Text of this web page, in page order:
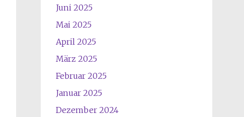
Juni 2025
Mai 2025
April 2025
März 2025
Februar 2025
Januar 2025
Dezember 2024